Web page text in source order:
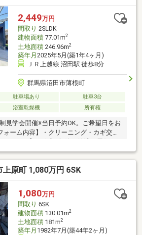
2,449万円
間取り 2SLDK
建物面積77.01m2
土地面積246.96m2
築年月 2025年5月(築1年4ヶ月)
ＪＲ上越線 沼田駅 徒歩8分
群馬県沼田市薄根町
駐車場あり
駐車3台
浴室乾燥機 所有権
見学会開催※当日予約OK。ご希望日をお
ーム内容】・クリーニング・カギ交換
ス付きです。・返済額や融資可能額な
わせてご提案。住宅ローンが初めての方
い。【周辺施設】・沼田小学校まで約
田西中学校まで約500ｍ（徒歩7分）・フ
で約1.5km（お車4分）、ミニストップ沼
ｍ（徒歩6分）の立地。
上原町 1,080万円 6SK
1,080万円
間取り 6SK
建物面積130.01m2
土地面積181m2
築年月 1982年7月(築44年2ヶ月)